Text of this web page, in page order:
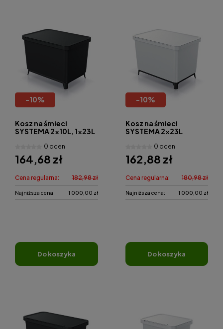
-10%
Kosz na śmieci
SYSTEMA 2x10L, 1x23L
0 ocen
164,68 zł
Cena regularna: 182,98 zł
Najniższa cena: 1 000,00 zł
do koszyka
-10%
Kosz na śmieci
SYSTEMA 2x23L
0 ocen
162,88 zł
Cena regularna: 180,98 zł
Najniższa cena: 1 000,00 zł
do koszyka